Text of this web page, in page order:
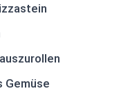
Gemüse